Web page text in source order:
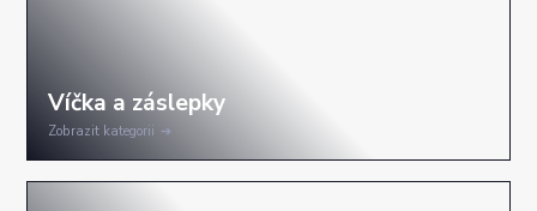
Zobrazit kategorii